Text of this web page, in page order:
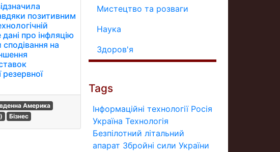
позитивним
дані про інфляцію
на
Америка
Бізнес
Мистецтво та розваги
Наука
Здоров'я
Tags
Інформаційні технології Росія
Україна Технологія
Безпілотний літальний
апарат Збройні сили України